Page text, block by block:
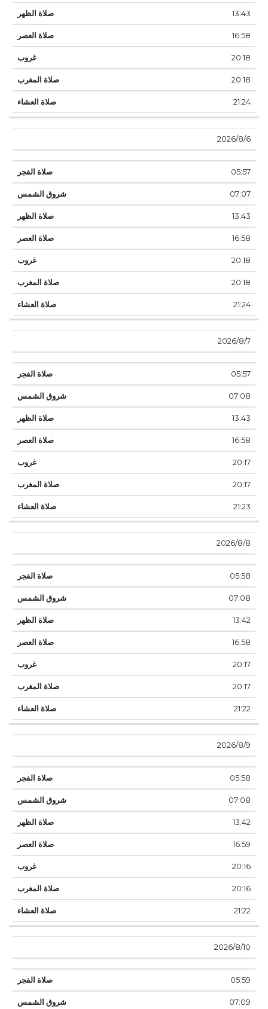
13:43
16:58
20:18
20:18
21:24
6‏‏/8‏‏/2026
05:57
07:07
13:43
16:58
20:18
20:18
21:24
7‏‏/8‏‏/2026
05:57
07:08
13:43
16:58
20:17
20:17
21:23
8‏‏/8‏‏/2026
05:58
07:08
13:42
16:58
20:17
20:17
21:22
9‏‏/8‏‏/2026
05:58
07:08
13:42
16:59
20:16
20:16
21:22
10‏‏/8‏‏/2026
05:59
07:09